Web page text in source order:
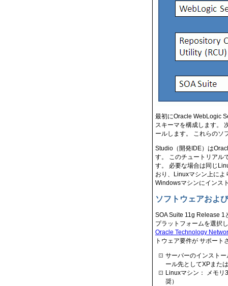
最初にOracle WebLogic
スキーマを構成します。
ールします。 これらのソ
Studio（開発IDE）は
す。 このチュートリアル
す。 必要な場合は同じ
おり、Linuxマシン上に
Windowsマシンにインス
ソフトウェアおよ
SOA Suite 11g Release 1
プラットフォームを選択
Oracle Technology
トウェア要件が サポート
サーバーのインスト
ール先としてXPまた
Linuxマシン： メモ
奨）